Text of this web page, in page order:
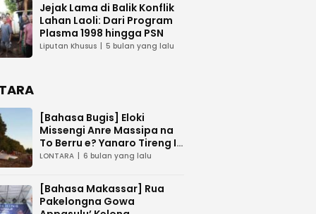
Jejak Lama di Balik Konflik
Lahan Laoli: Dari Program
Plasma 1998 hingga PSN
Liputan Khusus 5 bulan yang lalu
[Bahasa Bugis] ‎Eloki
Missengi Anre Massipa na
To Berru e? Yanaro Tireng I
Tunue
LONTARA 6 bulan yang lalu
[Bahasa Makassar] Rua
Pakelongna Gowa